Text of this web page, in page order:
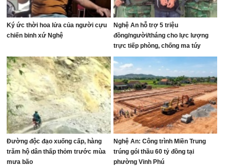
Ký ức thời hoa lửa của người cựu
chiến binh xứ Nghệ
Nghệ An hỗ trợ 5 triệu
đồng/người/tháng cho lực lượng
trực tiếp phòng, chống ma túy
Đường độc đạo xuống cấp, hàng
trăm hộ dân thấp thỏm trước mùa
mưa bão
Nghệ An: Công trình Miền Trung
trúng gói thầu 60 tỷ đồng tại
phường Vinh Phú